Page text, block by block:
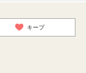
キープ